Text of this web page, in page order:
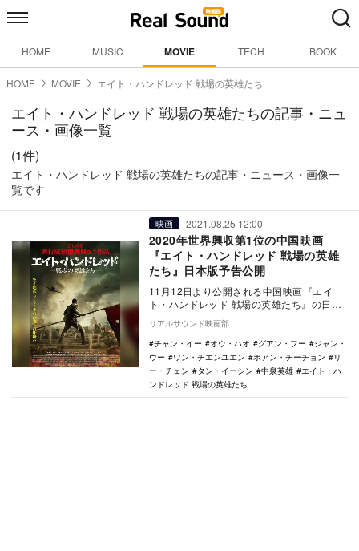
HOME MUSIC MOVIE TECH BOOK
HOME MOVIE エイト・ハンドレッド 戦場の英雄たち
エイト・ハンドレッド 戦場の英雄たちの記事・ニュ
ース・画像一覧
(1件)
エイト・ハンドレッド 戦場の英雄たちの記事・ニュース・画像一
覧です
映画 2021.08.25 12:00
2020年世界興収第1位の中国映画
『エイト・ハンドレッド 戦場の英雄
たち』日本版予告公開
11月12日より公開される中国映画『エイ
ト・ハンドレッド 戦場の英雄たち』の日本
版予告編とポスタービジュアルが公開され
た。 …
リアルサウンド映画部
チャン・イー
オウ・ハオ グアン・フー
ジャン・
ウー
ワン・チエンユエン ホアン・チーチョン
リ
ー・チェン
タン・イーシン 中泉英雄
エイト・ハ
ンドレッド 戦場の英雄たち